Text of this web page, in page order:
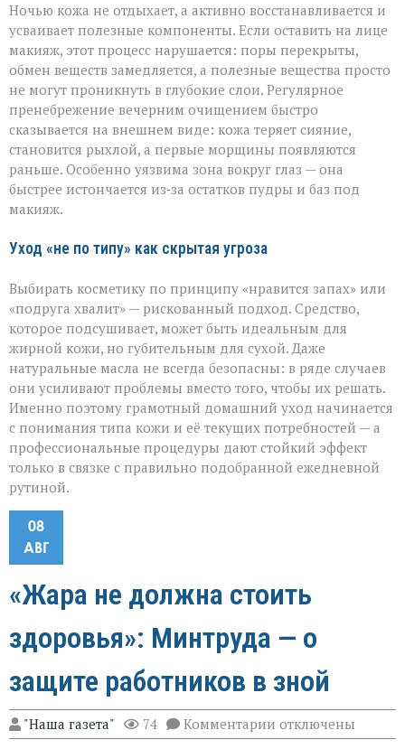
Ночью кожа не отдыхает, а активно восстанавливается и
усваивает полезные компоненты. Если оставить на лице
макияж, этот процесс нарушается: поры перекрыты,
обмен веществ замедляется, а полезные вещества просто
не могут проникнуть в глубокие слои. Регулярное
пренебрежение вечерним очищением быстро
сказывается на внешнем виде: кожа теряет сияние,
становится рыхлой, а первые морщины появляются
раньше. Особенно уязвима зона вокруг глаз — она
быстрее истончается из‑за остатков пудры и баз под
макияж.
Уход «не по типу» как скрытая угроза
Выбирать косметику по принципу «нравится запах» или
«подруга хвалит» — рискованный подход. Средство,
которое подсушивает, может быть идеальным для
жирной кожи, но губительным для сухой. Даже
натуральные масла не всегда безопасны: в ряде случаев
они усиливают проблемы вместо того, чтобы их решать.
Именно поэтому грамотный домашний уход начинается
с понимания типа кожи и её текущих потребностей — а
профессиональные процедуры дают стойкий эффект
только в связке с правильно подобранной ежедневной
рутиной.
08
АВГ
«Жара не должна стоить
здоровья»: Минтруда — о
защите работников в зной
"Наша газета" 74 Комментарии к
записи
отключены